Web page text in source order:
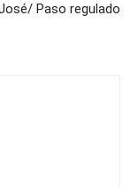
Paso regulado